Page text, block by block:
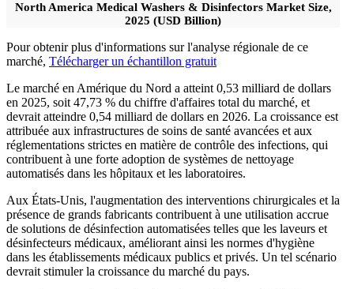
North America Medical Washers & Disinfectors Market Size,
2025 (USD Billion)
Pour obtenir plus d'informations sur l'analyse régionale de ce
marché, Télécharger un échantillon gratuit
Le marché en Amérique du Nord a atteint 0,53 milliard de dollars
en 2025, soit 47,73 % du chiffre d'affaires total du marché, et
devrait atteindre 0,54 milliard de dollars en 2026. La croissance est
attribuée aux infrastructures de soins de santé avancées et aux
réglementations strictes en matière de contrôle des infections, qui
contribuent à une forte adoption de systèmes de nettoyage
automatisés dans les hôpitaux et les laboratoires.
Aux États-Unis, l'augmentation des interventions chirurgicales et la
présence de grands fabricants contribuent à une utilisation accrue
de solutions de désinfection automatisées telles que les laveurs et
désinfecteurs médicaux, améliorant ainsi les normes d'hygiène
dans les établissements médicaux publics et privés. Un tel scénario
devrait stimuler la croissance du marché du pays.